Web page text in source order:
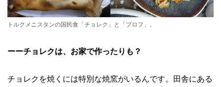
トルクメニスタンの国民食「チョレク」と「プロフ」。
ーーチョレクは、お家で作ったりも？
チョレクを焼くには特別な焼窯がいるんです。田舎にある